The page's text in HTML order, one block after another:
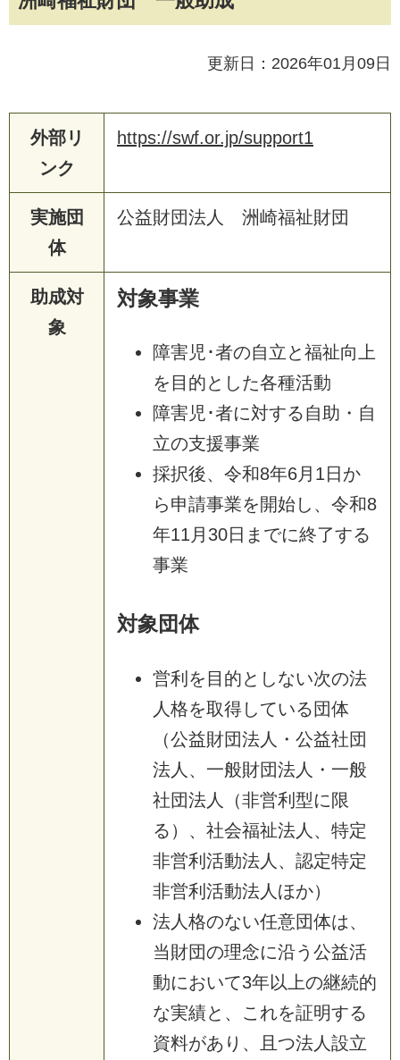
更新日：2026年01月09日
外部リ
ンク
https://swf.or.jp/support1
実施団
体
公益財団法人 洲崎福祉財団
助成対
象
対象事業
障害児･者の自立と福祉向上
を目的とした各種活動
障害児･者に対する自助・自
立の支援事業
採択後、令和8年6月1日か
ら申請事業を開始し、令和8
年11月30日までに終了する
事業
対象団体
営利を目的としない次の法
人格を取得している団体
（公益財団法人・公益社団
法人、一般財団法人・一般
社団法人（非営利型に限
る）、社会福祉法人、特定
非営利活動法人、認定特定
非営利活動法人ほか）
法人格のない任意団体は、
当財団の理念に沿う公益活
動において3年以上の継続的
な実績と、これを証明する
資料があり、且つ法人設立